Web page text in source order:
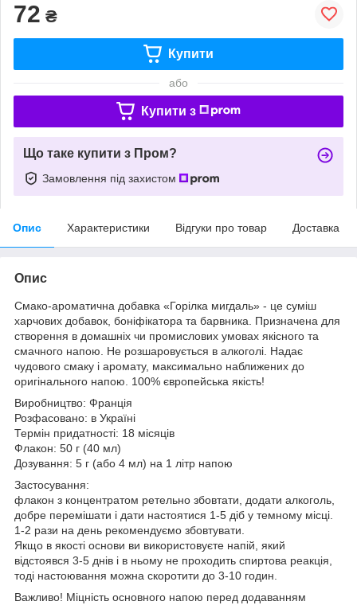
72 ₴
Купити
або
Купити з
Що таке купити з Пром?
Замовлення під захистом
Опис Характеристики Відгуки про товар Доставка
Опис
Смако-ароматична добавка «Горілка мигдаль» - це суміш
харчових добавок, боніфікатора та барвника. Призначена для
створення в домашніх чи промислових умовах якісного та
смачного напою. Не розшаровується в алкоголі. Надає
чудового смаку і аромату, максимально наближених до
оригінального напою. 100% європейська якість!
Виробництво: Франція
Розфасовано: в Україні
Термін придатності: 18 місяців
Флакон: 50 г (40 мл)
Дозування: 5 г (або 4 мл) на 1 літр напою
Застосування:
флакон з концентратом ретельно збовтати, додати алкоголь,
добре перемішати і дати настоятися 1-5 діб у темному місці.
1-2 рази на день рекомендуємо збовтувати.
Якщо в якості основи ви використовуєте напій, який
відстоявся 3-5 днів і в ньому не проходить спиртова реакція,
тоді настоювання можна скоротити до 3-10 годин.
Важливо! Міцність основного напою перед додаванням